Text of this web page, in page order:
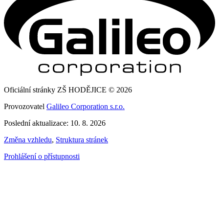
Oficiální stránky ZŠ HODĚJICE © 2026
Provozovatel Galileo Corporation s.r.o.
Poslední aktualizace: 10. 8. 2026
Změna vzhledu, Struktura stránek
Prohlášení o přístupnosti